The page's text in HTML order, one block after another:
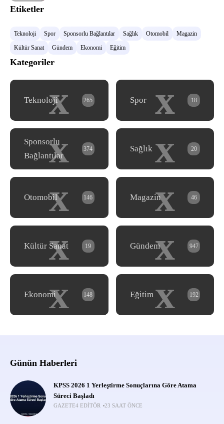
Etiketler
Teknoloji Spor Sponsorlu Bağlantılar Sağlık Otomobil
Magazin
Kültür Sanat
Gündem Ekonomi Eğitim
Kategoriler
x
Teknoloji 265 x
Spor 18
x
Sponsorlu
Bağlantılar
374 x
Sağlık 20
x
Otomobil 146 x
Magazin 46
x
Kültür Sanat 19 x
Gündem 947
x
Ekonomi 148 x
Eğitim 192
Günün Haberleri
KPSS 2026 1 Yerleştirme Sonuçlarına Göre Atama
Süreci Başladı
GAZETE4 EDITÖR 23 SAAT ÖNCE